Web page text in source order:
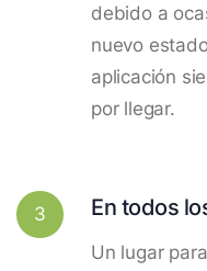
debido a
nuevo
aplicación
por llegar.
3 En todos
Un lugar